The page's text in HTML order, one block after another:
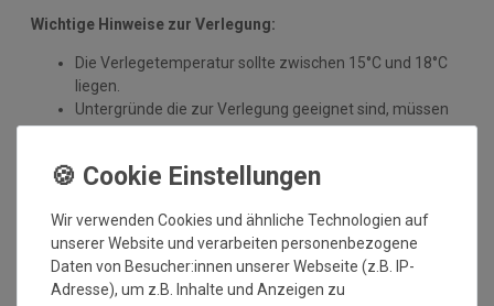
Wichtige Hinweise zur Verlegung:
Die Verlegetemperatur sollte zwischen 15°C und 18°C
liegen.
Untergründe die zur Verlegung geeignet sind, müssen
eben, fest, dauerhaft trocken, staubfrei, frei von Rissen
Die Bodendielen dürfen in folgenden
Fällen NICHT verwendet werden:
in Außenbereichen und Wintergärten
in Räumen mit unter 15°C Temperatur
bei Fußbodenheizung oder Heiz-Kühlböden mit
Wir verwenden Cookies und ähnliche Technologien auf
unserer Website und verarbeiten personenbezogene
Daten von Besucher:innen unserer Webseite (z.B. IP-
Adresse), um z.B. Inhalte und Anzeigen zu